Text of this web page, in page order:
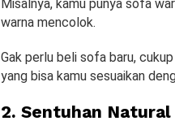
Misalnya, kamu punya sofa
warna mencolok.
Gak perlu beli sofa baru,
yang bisa kamu sesuaikan
2. Sentuhan